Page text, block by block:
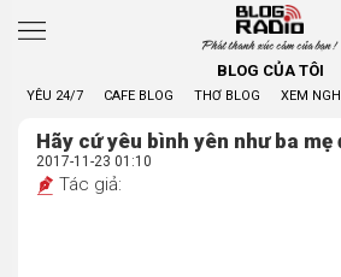
Phát thanh xúc cảm của bạn !
BLOG CỦA TÔI
YÊU 24/7 CAFE BLOG THƠ BLOG XEM
Hãy cứ yêu bình yên như ba
2017-11-23 01:10
Tác giả: